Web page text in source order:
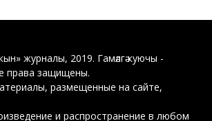
журналы, 2019. Гамәлгә куючы -
защищены.
размещенные на сайте,
и распространение в любом